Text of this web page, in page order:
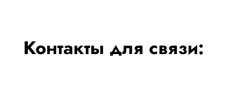
Контакты для связи: